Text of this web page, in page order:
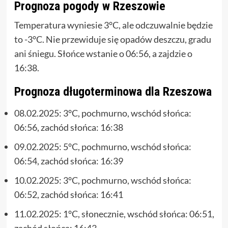
Prognoza pogody w Rzeszowie
Temperatura wyniesie 3°C, ale odczuwalnie będzie
to -3°C. Nie przewiduje się opadów deszczu, gradu
ani śniegu. Słońce wstanie o 06:56, a zajdzie o
16:38.
Prognoza długoterminowa dla Rzeszowa
08.02.2025: 3°C, pochmurno, wschód słońca:
06:56, zachód słońca: 16:38
09.02.2025: 5°C, pochmurno, wschód słońca:
06:54, zachód słońca: 16:39
10.02.2025: 3°C, pochmurno, wschód słońca:
06:52, zachód słońca: 16:41
11.02.2025: 1°C, słonecznie, wschód słońca: 06:51,